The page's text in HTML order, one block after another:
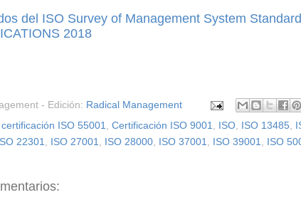
del ISO Survey of Management System Standard
2018
- Edición: Radical Management
certificación ISO 55001, Certificación ISO 9001, ISO, ISO 13485,
22301, ISO 27001, ISO 28000, ISO 37001, ISO 39001, ISO